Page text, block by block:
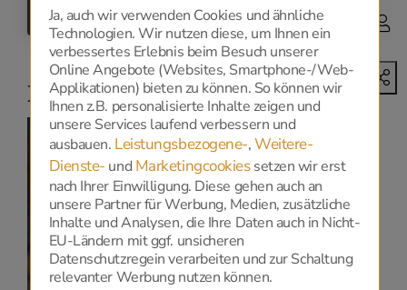
ZURÜCK
Niederlassungen
Datenschutz
Zur Anzeige dieser Karte benötigen wir Ihre
Einwilligung zu Google Maps, die Sie
Ja, auch wir verwenden Cookies und ähnliche
Technologien. Wir nutzen diese, um Ihnen ein
verbessertes Erlebnis beim Besuch unserer
Online Angebote (Websites, Smartphone-/Web-
Applikationen) bieten zu können. So können wir
Ihnen z.B. personalisierte Inhalte zeigen und
unsere Services laufend verbessern und
ausbauen. Leistungsbezogene-,Weitere-
Dienste- und Marketingcookiessetzen wir erst
nach Ihrer Einwilligung. Diese gehen auch an
unsere Partner für Werbung, Medien, zusätzliche
Inhalte und Analysen, die Ihre Daten auch in Nicht-
EU-Ländern mit ggf. unsicheren
Datenschutzregein verarbeiten und zur Schaltung
relevanter Werbung nutzen können.